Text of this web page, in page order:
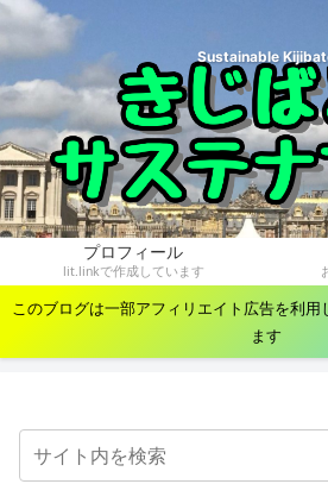
Sustainable
プロフィール
lit.linkで作成しています
このブログは一部アフィリエイト広告を利
ます